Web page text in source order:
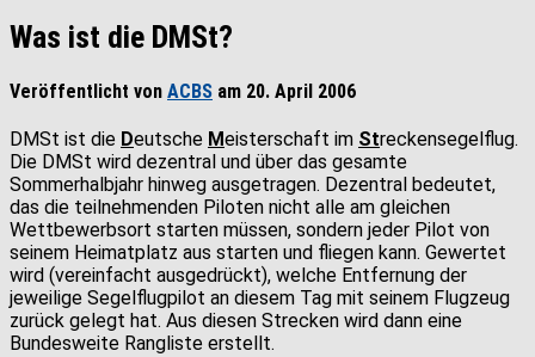
Was ist die DMSt?
Veröffentlicht von ACBS am 20. April 2006
DMSt ist die Deutsche Meisterschaft im Streckensegelflug.
Die DMSt wird dezentral und über das gesamte
Sommerhalbjahr hinweg ausgetragen. Dezentral bedeutet,
das die teilnehmenden Piloten nicht alle am gleichen
Wettbewerbsort starten müssen, sondern jeder Pilot von
seinem Heimatplatz aus starten und fliegen kann. Gewertet
wird (vereinfacht ausgedrückt), welche Entfernung der
jeweilige Segelflugpilot an diesem Tag mit seinem Flugzeug
zurück gelegt hat. Aus diesen Strecken wird dann eine
Bundesweite Rangliste erstellt.